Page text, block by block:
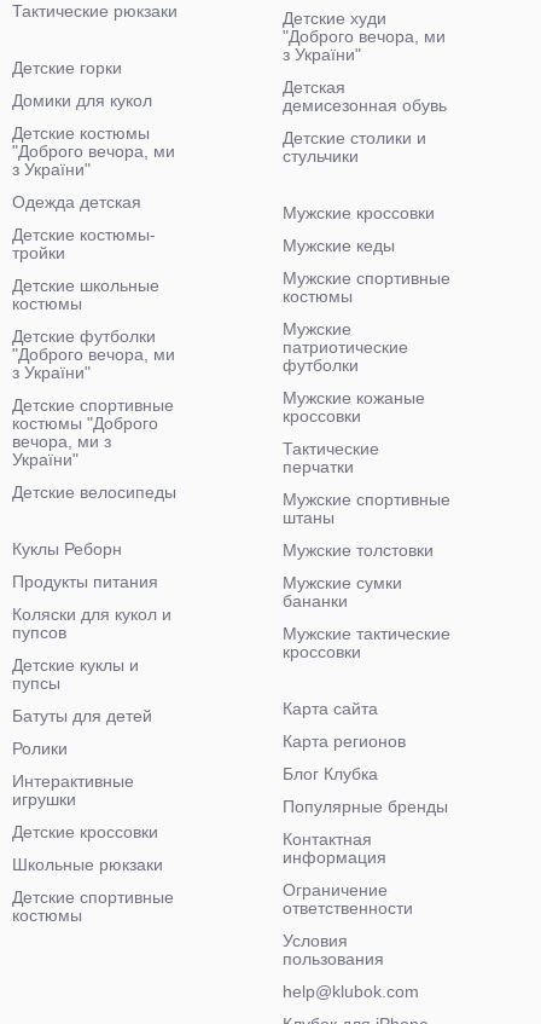
Тактические рюкзаки
Детские худи
"Доброго вечора, ми
з України"
Детская
демисезонная обувь
Детские столики и
стульчики
Детские горки
Домики для кукол
Детские костюмы
"Доброго вечора, ми
з України"
Одежда детская
Детские костюмы-
тройки
Детские школьные
костюмы
Детские футболки
"Доброго вечора, ми
з України"
Детские спортивные
костюмы "Доброго
вечора, ми з
України"
Детские велосипеды
Мужские кроссовки
Мужские кеды
Мужские спортивные
костюмы
Мужские
патриотические
футболки
Мужские кожаные
кроссовки
Тактические
перчатки
Мужские спортивные
штаны
Мужские толстовки
Мужские сумки
бананки
Мужские тактические
кроссовки
Куклы Реборн
Продукты питания
Коляски для кукол и
пупсов
Детские куклы и
пупсы
Батуты для детей
Ролики
Интерактивные
игрушки
Детские кроссовки
Школьные рюкзаки
Детские спортивные
костюмы
Карта сайта
Карта регионов
Блог Клубка
Популярные бренды
Контактная
информация
Ограничение
ответственности
Условия
пользования
help@klubok.com